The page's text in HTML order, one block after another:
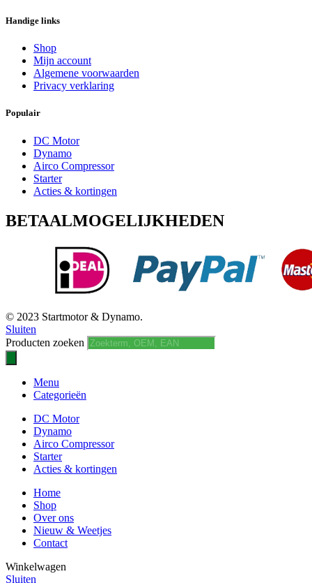
Handige links
Shop
Mijn account
Algemene voorwaarden
Privacy verklaring
Populair
DC Motor
Dynamo
Airco Compressor
Starter
Acties & kortingen
BETAALMOGELIJKHEDEN
© 2023 Startmotor & Dynamo.
Sluiten
Producten zoeken
Menu
Categorieën
DC Motor
Dynamo
Airco Compressor
Starter
Acties & kortingen
Home
Shop
Over ons
Nieuw & Weetjes
Contact
Winkelwagen
Sluiten